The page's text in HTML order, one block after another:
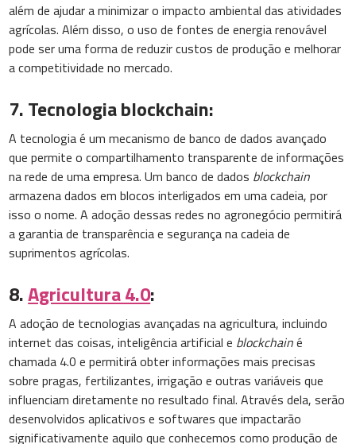
além de ajudar a minimizar o impacto ambiental das atividades
agrícolas. Além disso, o uso de fontes de energia renovável
pode ser uma forma de reduzir custos de produção e melhorar
a competitividade no mercado.
7. Tecnologia blockchain:
A tecnologia é um mecanismo de banco de dados avançado
que permite o compartilhamento transparente de informações
na rede de uma empresa. Um banco de dados blockchain
armazena dados em blocos interligados em uma cadeia, por
isso o nome. A adoção dessas redes no agronegócio permitirá
a garantia de transparência e segurança na cadeia de
suprimentos agrícolas.
8.Agricultura 4.0:
A adoção de tecnologias avançadas na agricultura, incluindo
internet das coisas, inteligência artificial e blockchainé
chamada 4.0 e permitirá obter informações mais precisas
sobre pragas, fertilizantes, irrigação e outras variáveis que
influenciam diretamente no resultado final. Através dela, serão
desenvolvidos aplicativos e softwares que impactarão
significativamente aquilo que conhecemos como produção de